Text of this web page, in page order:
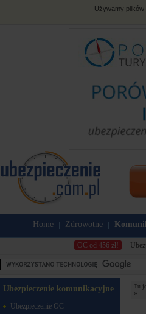
Używamy
Home Zdrowotne
OC od 456 zł!
Ubezpieczenie komunikacyjne
Ubezpieczenie OC
Tu
»